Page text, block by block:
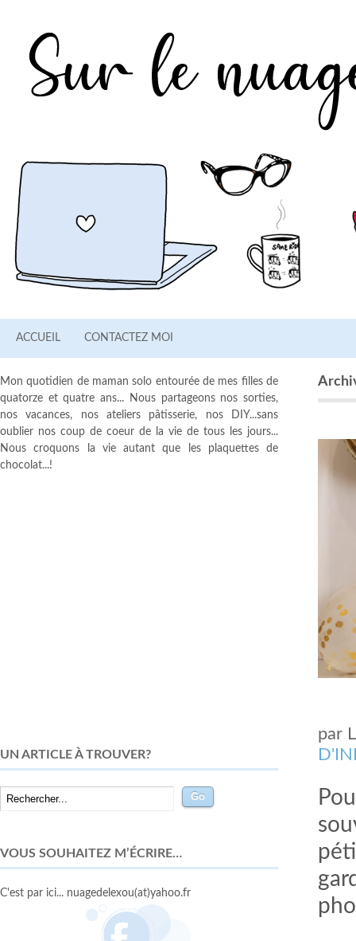
ACCUEIL CONTACTEZ MOI
par
Mon quotidien de maman solo entourée de mes filles de
quatorze et quatre ans... Nous partageons nos sorties,
nos vacances, nos ateliers pâtisserie, nos DIY...sans
oublier nos coup de coeur de la vie de tous les jours...
Nous croquons la vie autant que les plaquettes de
chocolat...!
UN ARTICLE À TROUVER?
VOUS SOUHAITEZ M’ÉCRIRE…
C'est par ici... nuagedelexou(at)yahoo.fr